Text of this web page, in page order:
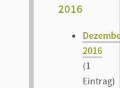
2016
2016
(1
Eintrag)